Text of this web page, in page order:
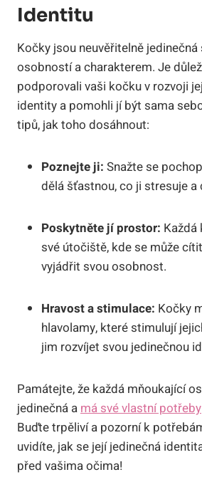
Identitu
Kočky jsou neuvěřitelně
osobností a charakterem. Je
podporovali vaši kočku v rozvoji
identity a pomohli jí být sama
tipů, jak toho dosáhnout:
Poznejte ji: Snažte se
dělá šťastnou, co ji stresuje a
Poskytněte jí prostor:
své útočiště, kde se může
vyjádřit svou osobnost.
Hravost a stimulace: Kočky
hlavolamy, které stimulují
jim rozvíjet svou jedinečnou
Památejte, že každá mňoukající
jedinečná a má své vlastní potřeby
Buďte trpěliví a pozorní k
uvidíte, jak se její jedinečná
před vašima očima!